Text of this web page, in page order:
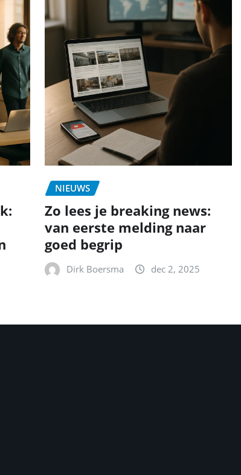
NIEUWS
Zo lees je breaking news:
van eerste melding naar
goed begrip
Dirk Boersma dec 2, 2025